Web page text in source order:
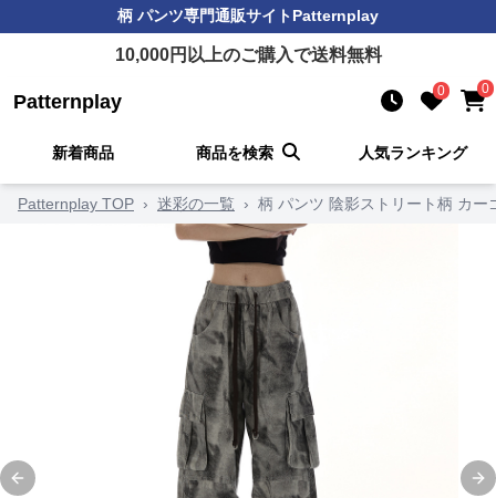
柄 パンツ専門通販サイトPatternplay
10,000円以上のご購入で送料無料
Patternplay 0 0
新着商品 商品を検索 人気ランキング
Patternplay TOP › 迷彩の一覧 › 柄 パンツ 陰影ストリート柄 カー
Previous slide